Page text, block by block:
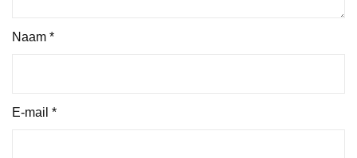
Naam *
E-mail *